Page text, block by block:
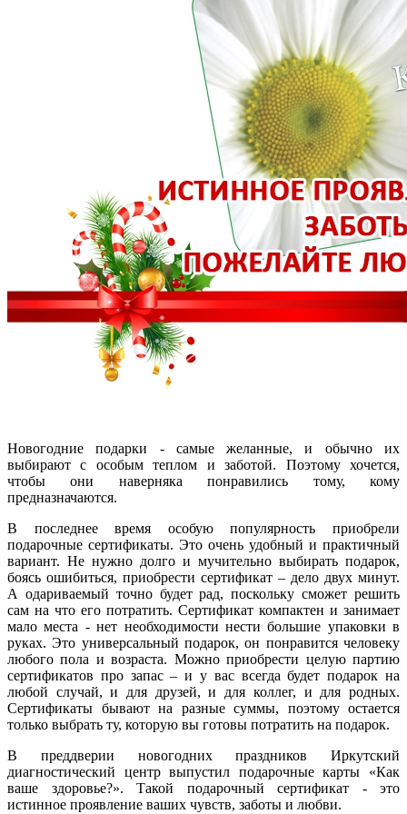
Новогодние подарки - самые желанные, и обычно их
выбирают с особым теплом и заботой. Поэтому хочется,
чтобы они наверняка понравились тому, кому
предназначаются.
В последнее время особую популярность приобрели
подарочные сертификаты. Это очень удобный и практичный
вариант. Не нужно долго и мучительно выбирать подарок,
боясь ошибиться, приобрести сертификат – дело двух минут.
А одариваемый точно будет рад, поскольку сможет решить
сам на что его потратить. Сертификат компактен и занимает
мало места - нет необходимости нести большие упаковки в
руках. Это универсальный подарок, он понравится человеку
любого пола и возраста. Можно приобрести целую партию
сертификатов про запас – и у вас всегда будет подарок на
любой случай, и для друзей, и для коллег, и для родных.
Сертификаты бывают на разные суммы, поэтому остается
только выбрать ту, которую вы готовы потратить на подарок.
В преддверии новогодних праздников Иркутский
диагностический центр выпустил подарочные карты «Как
ваше здоровье?». Такой подарочный сертификат - это
истинное проявление ваших чувств, заботы и любви.